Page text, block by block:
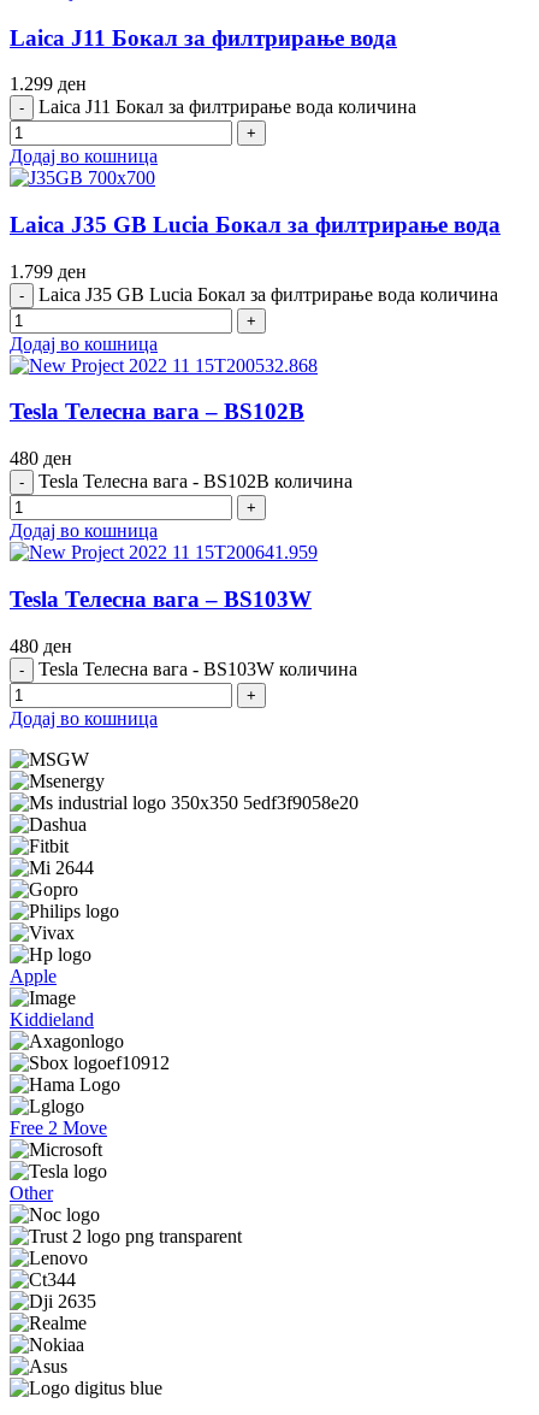
Laica J11 Бокал за филтрирање вода
1.299 ден
Laica J11 Бокал за филтрирање вода количина
Додај во кошница
Laica J35 GB Lucia Бокал за филтрирање вода
1.799 ден
Laica J35 GB Lucia Бокал за филтрирање вода количина
Додај во кошница
Tesla Телесна вага – BS102B
480 ден
Tesla Телесна вага - BS102B количина
Додај во кошница
Tesla Телесна вага – BS103W
480 ден
Tesla Телесна вага - BS103W количина
Додај во кошница
Apple
Kiddieland
Free 2 Move
Other